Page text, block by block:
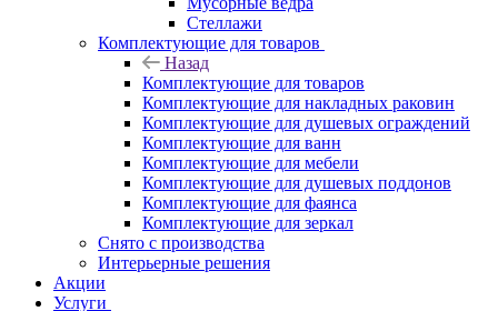
Стеллажи
Комплектующие для товаров
Назад
Комплектующие для товаров
Комплектующие для накладных раковин
Комплектующие для душевых ограждений
Комплектующие для ванн
Комплектующие для мебели
Комплектующие для душевых поддонов
Комплектующие для фаянса
Комплектующие для зеркал
Снято с производства
Интерьерные решения
Акции
Услуги